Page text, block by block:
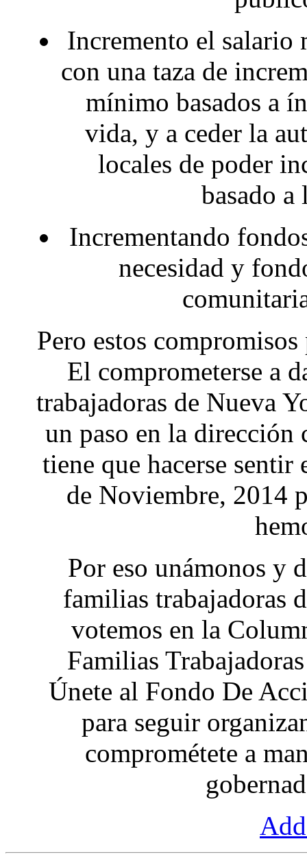
Incremento el salario
con una taza de
mínimo basados a
vida, y a ceder la
locales de poder
basado
Incrementando
necesidad y
Pero estos
El comprometerse a
trabajadoras de Nueva
un paso en la dirección
tiene que hacerse
de Noviembre, 2014
Por eso unámonos y
familias trabajadoras
votemos en la
Familias
Únete al Fondo De
para seguir
comprométete a